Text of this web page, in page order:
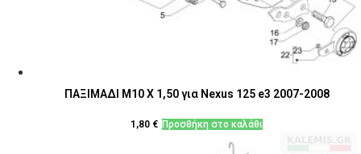
ΠΑΞΙΜΑΔΙ Μ10 Χ 1,50 για Nexus 125 e3 2007-2008
1,80 € Προσθήκη στο καλάθι